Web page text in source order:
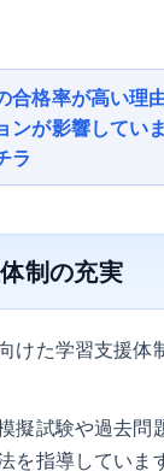
合格率が高い理
ンが影響してい
ラ
制の充実
けた学習支援体
擬試験や過去問
を指導していま